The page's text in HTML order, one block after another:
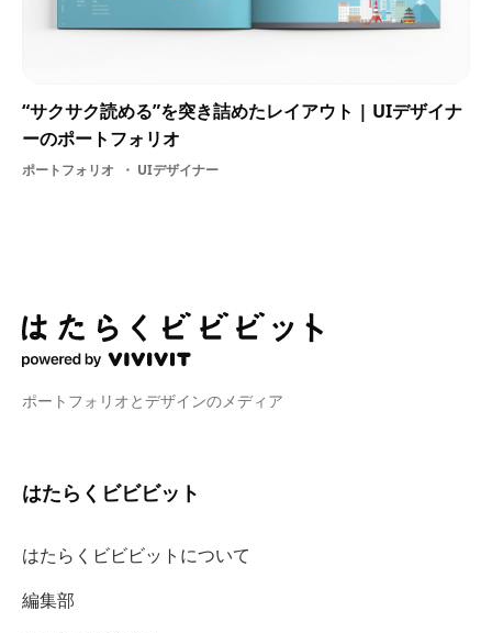
“サクサク読める”を突き詰めたレイアウト | UIデザイナ
ーのポートフォリオ
ポートフォリオ UIデザイナー
ポートフォリオとデザインのメディア
はたらくビビビット
はたらくビビビットについて
編集部